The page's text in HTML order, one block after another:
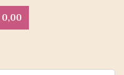
0,00